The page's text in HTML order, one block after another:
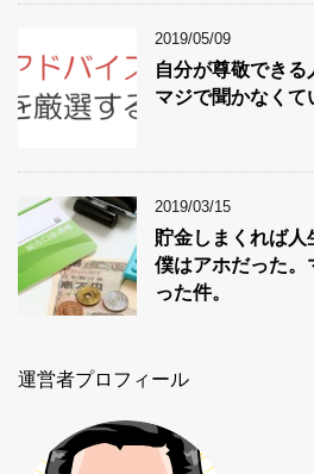
2019/05/09
自分が尊敬でき
マジで聞かなく
2019/03/15
貯金しまくれば人
僕はアホだった。
った件。
運営者プロフィール